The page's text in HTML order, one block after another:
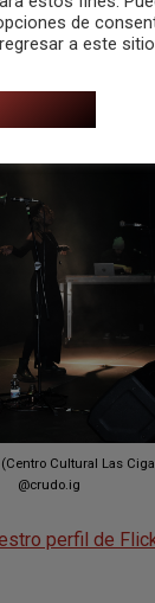
Cultural Las
@crudo.ig
perfil de
de
a este sitio.